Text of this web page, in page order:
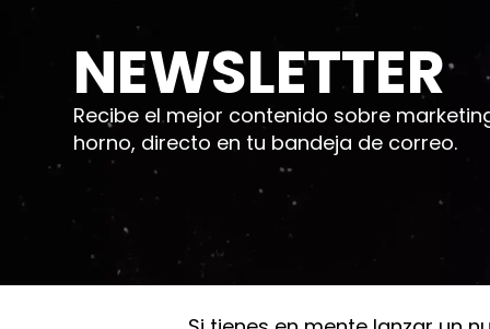
NEWSLETTER
Recibe el mejor contenido sobre
horno, directo en tu bandeja de correo.